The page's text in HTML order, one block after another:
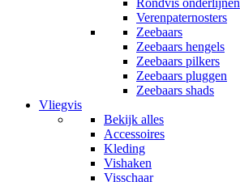
Rondvis onderlijnen
Verenpaternosters
Zeebaars
Zeebaars hengels
Zeebaars pilkers
Zeebaars pluggen
Zeebaars shads
Vliegvis
Bekijk alles
Accessoires
Kleding
Vishaken
Visschaar